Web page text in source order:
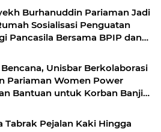
Burhanuddin Pariaman Jadi
Sosialisasi Penguatan
Pancasila Bersama BPIP dan
Unisbar Berkolaborasi
Pariaman Women Power
Bantuan untuk Korban Banjir
Tabrak Pejalan Kaki Hingga